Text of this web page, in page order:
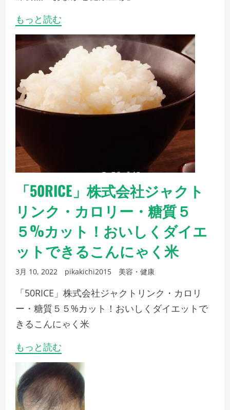
もっと読む
「50RICE」株式会社ジャクト
リンク・カロリー・糖質５
５%カット！おいしくダイエ
ットできるこんにゃく米
3月 10, 2022 pikakichi2015 美容・健康
「50RICE」株式会社ジャクトリンク・カロリ
ー・糖質５５%カット！おいしくダイエットで
きるこんにゃく米
もっと読む